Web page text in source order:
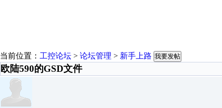
当前位置： 工控论坛 > 论坛管理 > 新手上路 我要发帖
欧陆590的GSD文件